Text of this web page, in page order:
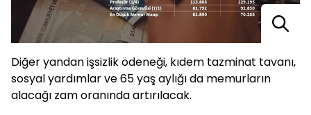
Diğer yandan işsizlik ödeneği, kıdem tazminat tavanı,
sosyal yardımlar ve 65 yaş aylığı da memurların
alacağı zam oranında artırılacak.